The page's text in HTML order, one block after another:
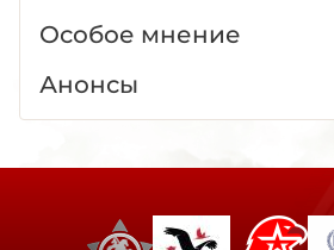
Особое мнение
Анонсы